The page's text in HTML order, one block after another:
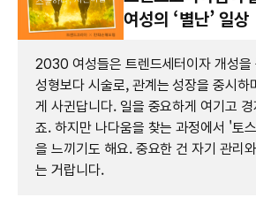
여성의 ‘별난’ 일상
2030 여성들은 트렌드세터이자 개성을
성형보다 시술로, 관계는 성장을 중시하
게 사귄답니다. 일을 중요하게 여기고
죠. 하지만 나다움을 찾는 과정에서 '토
을 느끼기도 해요. 중요한 건 자기 관리
는 거랍니다.